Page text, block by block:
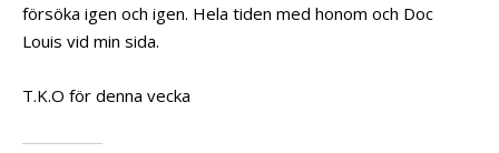
försöka igen och igen. Hela tiden med honom och Doc
Louis vid min sida.
T.K.O för denna vecka